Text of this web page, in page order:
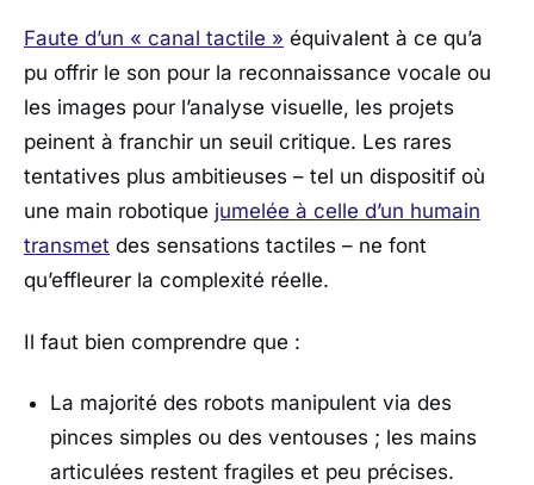
Faute d’un « canal tactile » équivalent à ce qu’a
pu offrir le son pour la reconnaissance vocale ou
les images pour l’analyse visuelle, les projets
peinent à franchir un seuil critique. Les rares
tentatives plus ambitieuses – tel un dispositif où
une main robotique jumelée à celle d’un humain
transmet des sensations tactiles – ne font
qu’effleurer la complexité réelle.
Il faut bien comprendre que :
La majorité des robots manipulent via des
pinces simples ou des ventouses ; les mains
articulées restent fragiles et peu précises.